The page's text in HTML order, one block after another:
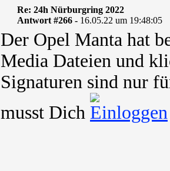
Re: 24h Nürburgring 2022
Antwort #266 - 16.05.22 um 19:48:05
Der Opel Manta hat
Media Dateien und
Signaturen sind nur
musst Dich